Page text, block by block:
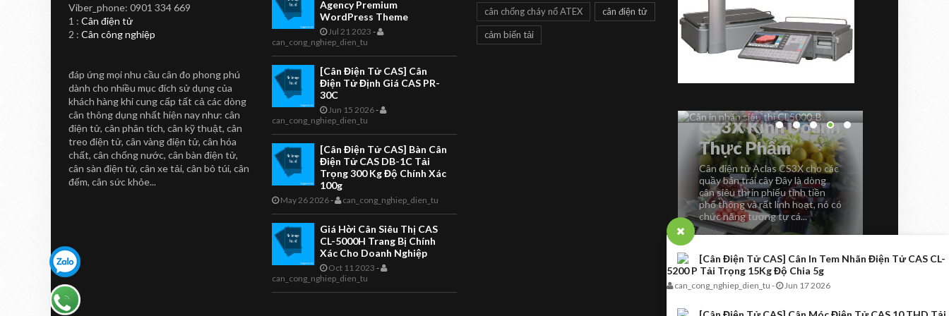
[Cân Điện Tử CAS] Cân In Tem Nhãn Điện Tử CAS CL-
5200 P Tải Trọng 15Kg Độ Chia 5g
can_cong_nghiep_dien_tu - Jun 17 2026
Viber_phone: 0901 334 669
1 : Cân điện tử
2 : Cân công nghiệp
đáp ứng mọi nhu cầu cân đo phong phú
dành cho nhiều mục đích sử dụng của
khách hàng khi cung cấp tất cả các dòng
cân thông dụng nhất hiện nay như: cân
điện tử, cân phân tích, cân kỹ thuật, cân
treo điện tử, cân vàng điện tử, cân hóa
chất, cân chống nước, cân bàn điện tử,
cân sàn điện tử, cân xe tải, cân bỏ túi, cân
đếm, cân sức khỏe...
Agency Premium
WordPress Theme
Jul 21 2023 -
can_cong_nghiep_dien_tu
[Cân Điện Tử CAS] Cân
Điện Tử Định Giá CAS PR-
30C
Jun 15 2026-
can_cong_nghiep_dien_tu
[Cân Điện Tử CAS] Bàn Cân
Điện Tử CAS DB-1C Tải
Trọng 300 Kg Độ Chính Xác
100g
May 26 2026- can_cong_nghiep_dien_tu
Giá Hời Cân Siêu Thị CAS
CL-5000H Trang Bị Chính
Xác Cho Doanh Nghiệp
Oct 11 2023 -
can_cong_nghiep_dien_tu
cân chống cháy nổ ATEX cân điện tử
cảm biến tải
Label Printing
EC Weights and
Giới Thiệu Cân
Điện Tử Là Gì Và
Bạn Hiểu Như
Thế Nào Về Cân?
Giới thiệu Cân điện tử là gì và
bạn hiểu như thế nào về cân -
khảo cho các nhận định chung,
CAN CONG NGHIEP
Giới Thiệu Cân
Siêu Thị Aclas,
Cân In Nhãn - Cân
In Barcode
Giới thiệu Cân siêu thị Aclas,
cân in nhãn - cân in barcode -
cân điện tử Đài Loan ​ Công ty
Hoa sen vàng trân trọng giới
thiệu đến quý khách, cá...
CAN DIEN TU ACLAS
Cân In Nhãn Siêu
Thị CL5000-B
Cân in nhãn siêu thị CL5000-B